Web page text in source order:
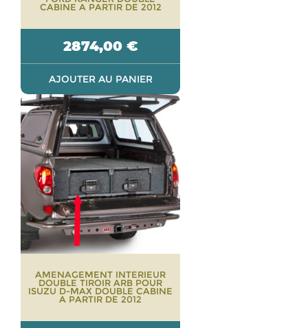
CABINE A PARTIR DE 2012
2874,00 €
AJOUTER AU PANIER
AMENAGEMENT INTERIEUR
DOUBLE TIROIR ARB POUR
ISUZU D-MAX DOUBLE CABINE
A PARTIR DE 2012